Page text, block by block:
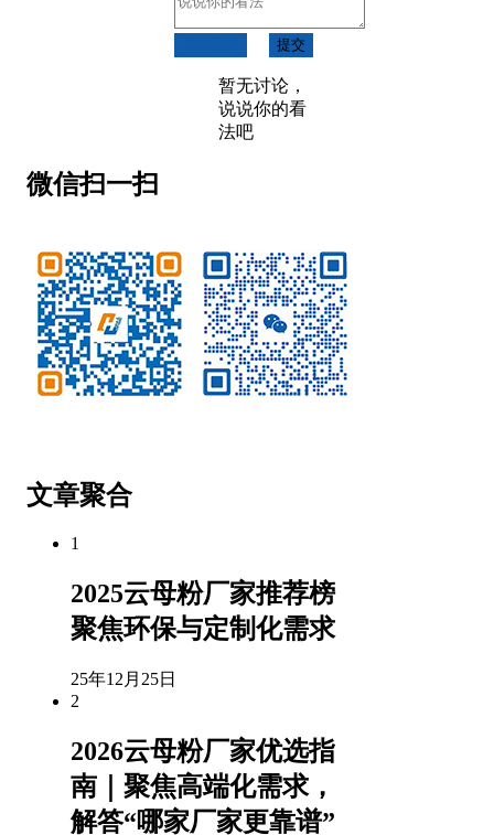
提交
暂无讨论，
说说你的看
法吧
微信扫一扫
文章聚合
1
2025云母粉厂家推荐榜
聚焦环保与定制化需求
25年12月25日
2
2026云母粉厂家优选指
南｜聚焦高端化需求，
解答“哪家厂家更靠谱”